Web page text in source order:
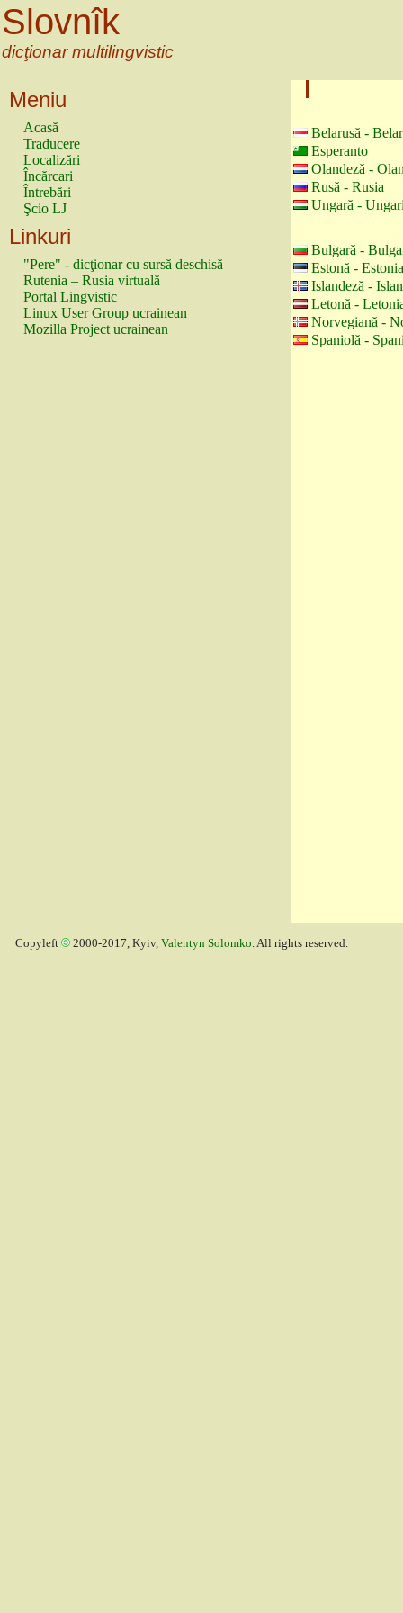
Slovnîk
dicţionar multilingvistic
Meniu
Acasă
Traducere
Localizări
Încărcari
Întrebări
Şcio LJ
Linkuri
"Pere" - dicţionar cu sursă deschisă
Rutenia – Rusia virtuală
Portal Lingvistic
Linux User Group ucrainean
Mozilla Project ucrainean
Belarusă -
Esperanto
Olandeză -
Rusă - Rusia
Ungară -
Bulgară -
Estonă - Estonia
Islandeză -
Letonă -
Norvegiană -
Spaniolă -
Copyleft 2000-2017, Kyiv, Valentyn Solomko. All rights reserved.